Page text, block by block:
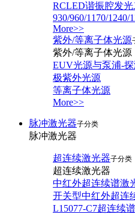
RCLED谐振腔发
930/960/1170/1240/
More>>
紫外/等离子体光源
紫外/等离子体光源
EUV光源与泵浦-
极紫外光源
等离子体光源
More>>
脉冲激光器子分类
脉冲激光器
超连续激光器子分类
超连续激光器
中红外超连续谱激
开关型中红外超连
L15077-C7超连续